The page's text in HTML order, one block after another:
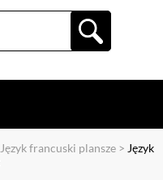
Język francuski plansze> Język